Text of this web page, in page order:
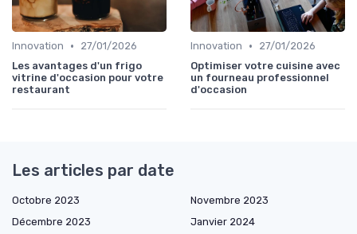
Innovation •
27/01/2026
Les avantages d'un frigo
vitrine d'occasion pour votre
restaurant
Innovation •
27/01/2026
Optimiser votre cuisine avec
un fourneau professionnel
d'occasion
Les articles par date
Octobre 2023
Novembre 2023
Décembre 2023
Janvier 2024